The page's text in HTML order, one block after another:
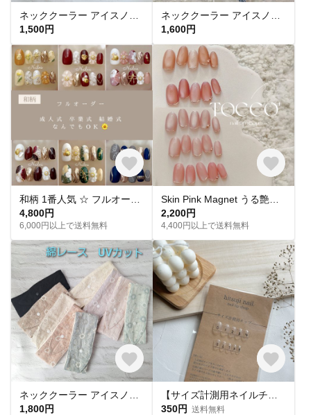
1,500円
1,600円
4,800円
6,000円以上で送料無料
2,200円
4,400円以上で送料無料
1,800円
350円 送料無料